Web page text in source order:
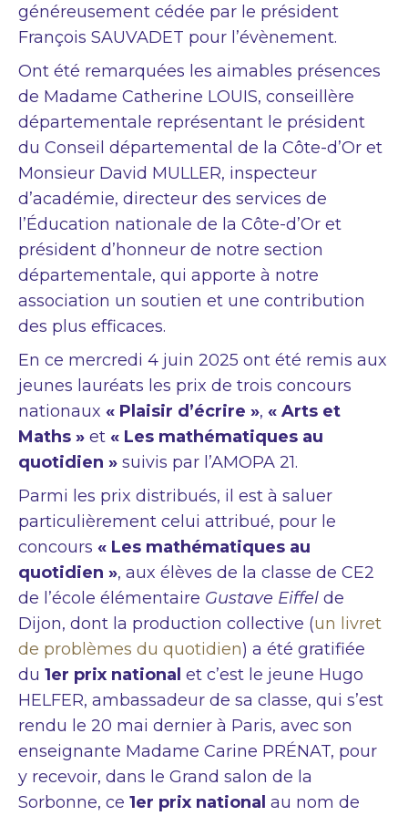
généreusement cédée par le président
François SAUVADET pour l’évènement.
Ont été remarquées les aimables présences
de Madame Catherine LOUIS, conseillère
départementale représentant le président
du Conseil départemental de la Côte-d’Or et
Monsieur David MULLER, inspecteur
d’académie, directeur des services de
l’Éducation nationale de la Côte-d’Or et
président d’honneur de notre section
départementale, qui apporte à notre
association un soutien et une contribution
des plus efficaces.
En ce mercredi 4 juin 2025 ont été remis aux
jeunes lauréats les prix de trois concours
nationaux « Plaisir d’écrire », « Arts et
Maths » et « Les mathématiques au
quotidien » suivis par l’AMOPA 21.
Parmi les prix distribués, il est à saluer
particulièrement celui attribué, pour le
concours « Les mathématiques au
quotidien », aux élèves de la classe de CE2
de l’école élémentaire Gustave Eiffel de
Dijon, dont la production collective (un livret
de problèmes du quotidien) a été gratifiée
du 1er prix national et c’est le jeune Hugo
HELFER, ambassadeur de sa classe, qui s’est
rendu le 20 mai dernier à Paris, avec son
enseignante Madame Carine PRÉNAT, pour
y recevoir, dans le Grand salon de la
Sorbonne, ce 1er prix national au nom de